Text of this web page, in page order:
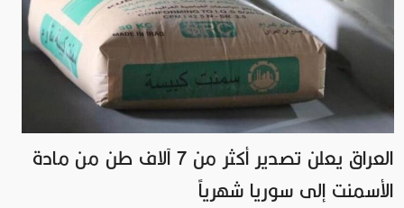
العراق يعلن تصدير أكثر من 7 آلاف طن من مادة
الأسمنت إلى سوريا شهرياً